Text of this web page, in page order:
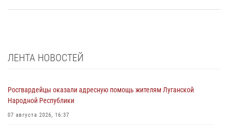
ЛЕНТА НОВОСТЕЙ
Росгвардейцы оказали адресную помощь жителям Луганской
Народной Республики
07 августа 2026, 16:37